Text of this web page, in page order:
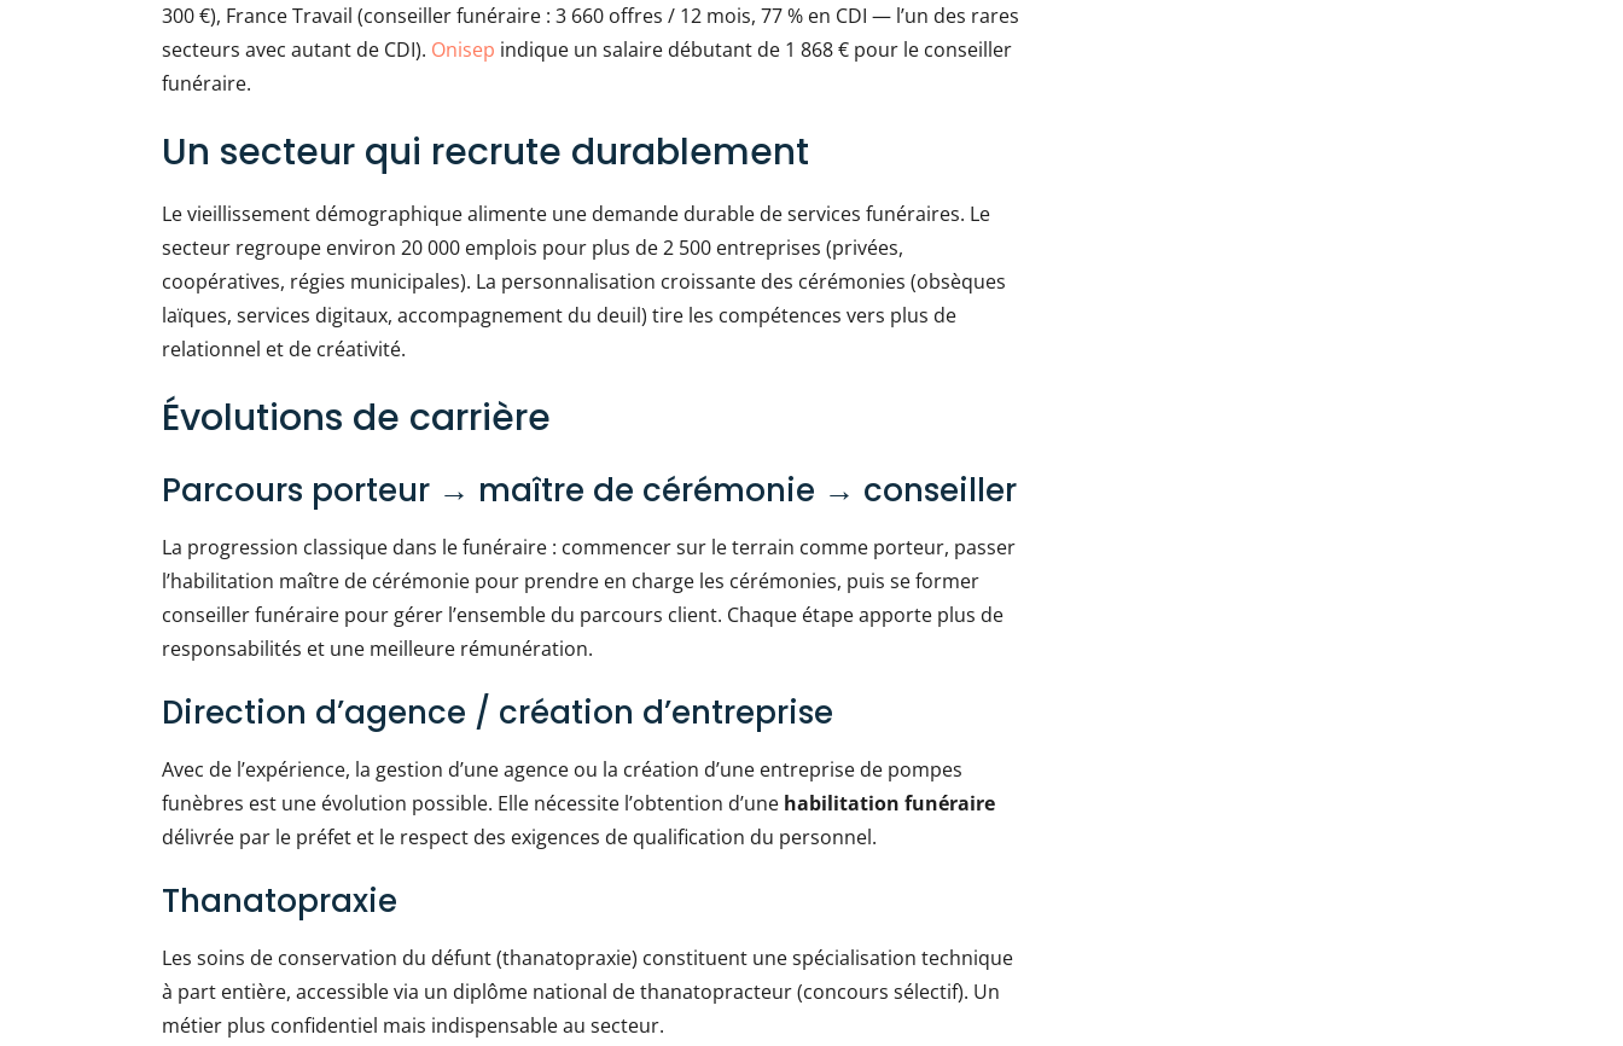
300 €), France Travail (conseiller funéraire : 3 660 offres / 12 mois, 77 % en CDI — l’un des rares
secteurs avec autant de CDI). Onisep indique un salaire débutant de 1 868 € pour le conseiller
funéraire.
Un secteur qui recrute durablement
Le vieillissement démographique alimente une demande durable de services funéraires. Le
secteur regroupe environ 20 000 emplois pour plus de 2 500 entreprises (privées,
coopératives, régies municipales). La personnalisation croissante des cérémonies (obsèques
laïques, services digitaux, accompagnement du deuil) tire les compétences vers plus de
relationnel et de créativité.
Évolutions de carrière
Parcours porteur → maître de cérémonie → conseiller
La progression classique dans le funéraire : commencer sur le terrain comme porteur, passer
l’habilitation maître de cérémonie pour prendre en charge les cérémonies, puis se former
conseiller funéraire pour gérer l’ensemble du parcours client. Chaque étape apporte plus de
responsabilités et une meilleure rémunération.
Direction d’agence / création d’entreprise
Avec de l’expérience, la gestion d’une agence ou la création d’une entreprise de pompes
funèbres est une évolution possible. Elle nécessite l’obtention d’une habilitation funéraire
délivrée par le préfet et le respect des exigences de qualification du personnel.
Thanatopraxie
Les soins de conservation du défunt (thanatopraxie) constituent une spécialisation technique
à part entière, accessible via un diplôme national de thanatopracteur (concours sélectif). Un
métier plus confidentiel mais indispensable au secteur.